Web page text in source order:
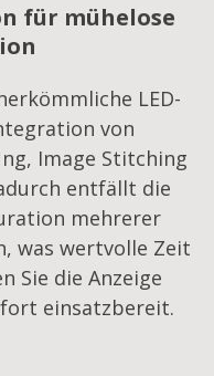
für mühelose
LED-
von
Image Stitching
entfällt die
mehrerer
was wertvolle Zeit
Sie die Anzeige
einsatzbereit.